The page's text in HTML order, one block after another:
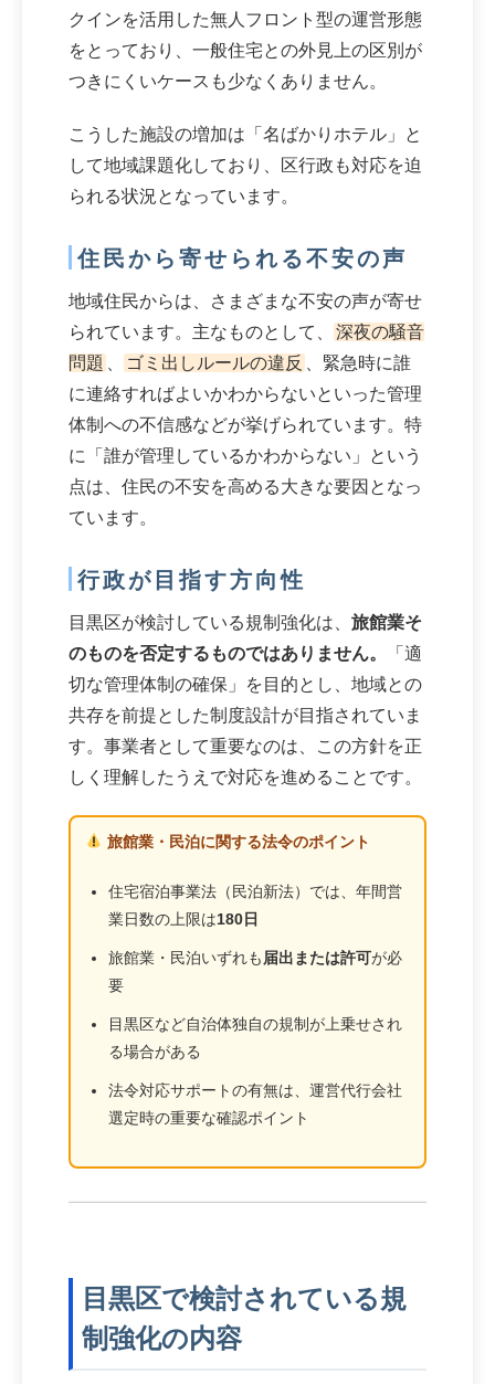
クインを活用した無人フロント型の運営形態
をとっており、一般住宅との外見上の区別が
つきにくいケースも少なくありません。
こうした施設の増加は「名ばかりホテル」と
して地域課題化しており、区行政も対応を迫
られる状況となっています。
住民から寄せられる不安の声
地域住民からは、さまざまな不安の声が寄せ
られています。主なものとして、
深夜の騒音
問題
ゴミ出しルールの違反
、緊急時に誰
に連絡すればよいかわからないといった管理
体制への不信感などが挙げられています。特
に「誰が管理しているかわからない」という
点は、住民の不安を高める大きな要因となっ
ています。
行政が目指す方向性
目黒区が検討している規制強化は、 旅館業そ
のものを否定するものではありません。
「適
切な管理体制の確保」を目的とし、地域との
共存を前提とした制度設計が目指されていま
す。事業者として重要なのは、この方針を正
しく理解したうえで対応を進めることです。
旅館業・民泊に関する法令のポイント
住宅宿泊事業法（民泊新法）では、年間営
業日数の上限は180日
旅館業・民泊いずれも届出または許可が必
要
目黒区など自治体独自の規制が上乗せされ
る場合がある
法令対応サポートの有無は、運営代行会社
選定時の重要な確認ポイント
目黒区で検討されている規
制強化の内容